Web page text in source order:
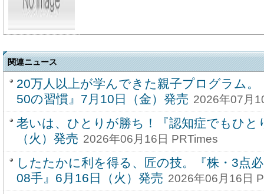
関連ニュース
20万人以上が学んできた親子プログラム
50の習慣』7月10日（金）発売 2026年07月
老いは、ひとりが勝ち！『認知症でもひと
（火）発売 2026年06月16日 PRTimes
したたかに利を得る、匠の技。『株・3点
08手』6月16日（火）発売 2026年06月16日